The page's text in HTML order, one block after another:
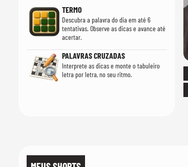
TERMO
Descubra a palavra do dia em até 6
tentativas. Observe as dicas e avance até
acertar.
PALAVRAS CRUZADAS
Interprete as dicas e monte o tabuleiro
letra por letra, no seu ritmo.